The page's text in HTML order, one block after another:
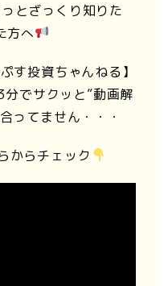
とざっくり知りた
方へ
す投資ちゃんねる】
でサクッと”動画解
ってません・・・
からチェック